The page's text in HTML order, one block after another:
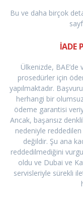
Bu ve daha birçok
İADE
Ülkenizde,
prosedürler için
yapılmaktadır.
herhangi bir
ödeme garantisi
Ancak, başarısız
nedeniyle
değildir. Şu ana
reddedilmediğini
oldu ve Dubai ve
servisleriyle sürekli